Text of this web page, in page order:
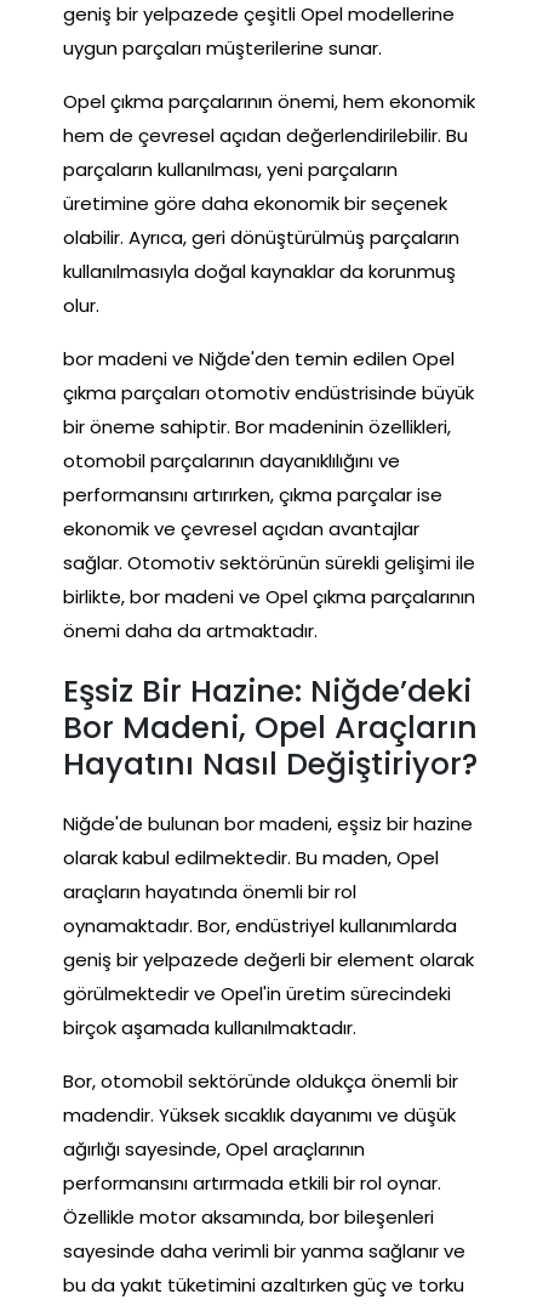
geniş bir yelpazede çeşitli Opel modellerine
uygun parçaları müşterilerine sunar.
Opel çıkma parçalarının önemi, hem ekonomik
hem de çevresel açıdan değerlendirilebilir. Bu
parçaların kullanılması, yeni parçaların
üretimine göre daha ekonomik bir seçenek
olabilir. Ayrıca, geri dönüştürülmüş parçaların
kullanılmasıyla doğal kaynaklar da korunmuş
olur.
bor madeni ve Niğde'den temin edilen Opel
çıkma parçaları otomotiv endüstrisinde büyük
bir öneme sahiptir. Bor madeninin özellikleri,
otomobil parçalarının dayanıklılığını ve
performansını artırırken, çıkma parçalar ise
ekonomik ve çevresel açıdan avantajlar
sağlar. Otomotiv sektörünün sürekli gelişimi ile
birlikte, bor madeni ve Opel çıkma parçalarının
önemi daha da artmaktadır.
Eşsiz Bir Hazine: Niğde’deki
Bor Madeni, Opel Araçların
Hayatını Nasıl Değiştiriyor?
Niğde'de bulunan bor madeni, eşsiz bir hazine
olarak kabul edilmektedir. Bu maden, Opel
araçların hayatında önemli bir rol
oynamaktadır. Bor, endüstriyel kullanımlarda
geniş bir yelpazede değerli bir element olarak
görülmektedir ve Opel'in üretim sürecindeki
birçok aşamada kullanılmaktadır.
Bor, otomobil sektöründe oldukça önemli bir
madendir. Yüksek sıcaklık dayanımı ve düşük
ağırlığı sayesinde, Opel araçlarının
performansını artırmada etkili bir rol oynar.
Özellikle motor aksamında, bor bileşenleri
sayesinde daha verimli bir yanma sağlanır ve
bu da yakıt tüketimini azaltırken güç ve torku